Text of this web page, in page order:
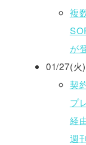
複
が
01/27(火)
契
プ
経
週